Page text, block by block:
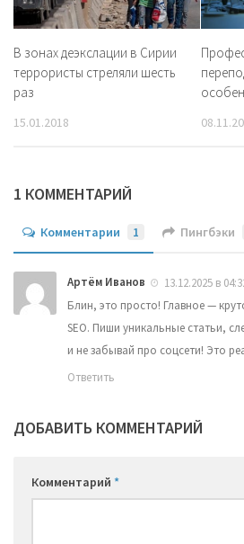
В зонах деэкслации в Сирии
террористы стреляли шесть
раз
15.01.2018
1 КОММЕНТАРИЙ
Комментарии 1 Пингбэки
Артём Иванов
13.12.2025 в
Блин, это просто! Главное —
SEO. Пиши уникальные статьи,
и не забывай про соцсети! Это
Ответить
ДОБАВИТЬ КОММЕНТАРИЙ
Комментарий *